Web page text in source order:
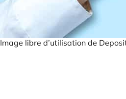
Image libre d’utilisation de